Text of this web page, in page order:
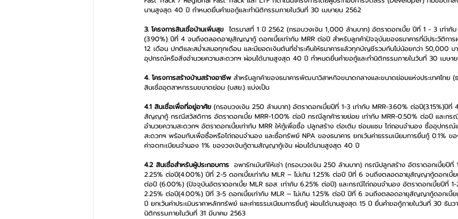
นานสูงสุด 40 ปี กำหนดยื่นคำขอกู้และทำนิติกรรมภายในวันที่ 30 เมษายน 2562
3. โครงการสินเชื่อบ้านเพิ่มสุข
ไตรมาสที่ 1 ปี 2562 (กรอบวงเงิน 1,000 ล้านบาท) อัตราดอกเบี้ย ปีที่ 1 - 3 เท่า
(3.90%) ปีที่ 4 จนถึงตลอดอายุสัญญากู้ ดอกเบี้ยเท่ากับ MRR ต่อปี สำหรับลูกค้าปัจจุบันของธนาคารที่มีประวัติการ
12 เดือน ปกติและสม่ำเสมอทุกเดือน และมียอดเงินต้นที่ชำระคืนให้ธนาคารแล้วทุกบัญชีรวมกันไม่น้อยกว่า 50,000 บ
อุปกรณ์หรือสิ่งอำนวยความสะดวกฯ ผ่อนได้นานสูงสุด 40 ปี กำหนดยื่นคำขอกู้และทำนิติกรรมภายในวันที่ 30 เมษา
4. โครงการสร้างบ้านสร้างอาชีพ สำหรับลูกค้าของธนาคารพัฒนาวิสาหกิจขนาดกลางและขนาดย่อมแห่งประเทศไทย
สินเชื่ออุตสาหกรรมขนาดย่อม (บสย.) แบ่งเป็น
4.1 สินเชื่อเพื่อที่อยู่อาศัย (กรอบวงเงิน 250 ล้านบาท) อัตราดอกเบี้ยปีที่ 1-3 เท่ากับ MRR-3.60% ต่อปี(3.15%)ปี
สัญญากู้ กรณีสวัสดิการ อัตราดอกเบี้ย MRR-1.00% ต่อปี กรณีลูกค้ารายย่อย เท่ากับ MRR-0.50% ต่อปี และก
อำนวยความสะดวกฯ อัตราดอกเบี้ยเท่ากับ MRR ให้กู้เพื่อซื้อ ปลูกสร้าง ต่อเติม ซ่อมแซม ไถ่ถอนจำนอง ซื้ออุปกรณ์
สะดวกฯ พร้อมกับเพื่อซื้อหรือไถ่ถอนจำนอง และซื้อทรัพย์ NPA ของธนาคาร ยกเว้นค่าธรรมเนียมการยื่นกู้ 0.1% ข
ค่าจดทะเบียนจำนอง 1% ของวงเงินกู้ตามสัญญากู้เงิน ผ่อนได้นานสูงสุด 40 ปี
4.2 สินเชื่อสำหรับผู้ประกอบการ
อพาร์ทเม้นท์ให้เช่า (กรอบวงเงิน 250 ล้านบาท) กรณีปลูกสร้าง อัตราดอกเบี้ยปีที่
2.25% ต่อปี(4.00%) ปีที่ 2-5 ดอกเบี้ยเท่ากับ MLR – ไม่เกิน 1.25% ต่อปี ปีที่ 6 จนถึงตลอดอายุสัญญากู้ดอกเบี้ย
ต่อปี (6.00%) (ปัจจุบันอัตราดอกเบี้ย MLR ธอส. เท่ากับ 6.25% ต่อปี) และกรณีไถ่ถอนจำนอง อัตราดอกเบี้ยปีที่ 1-
2.25% ต่อปี(4.00%) ปีที่ 3-5 ดอกเบี้ยเท่ากับ MLR – ไม่เกิน 1.25% ต่อปี ปีที่ 6 จนถึงตลอดอายุสัญญากู้ดอกเบี้ย
ปี ยกเว้นค่าประเมินราคาหลักทรัพย์ และค่าธรรมเนียมการยื่นกู้ ผ่อนได้นานสูงสุด 15 ปี ยื่นคำขอกู้ภายในวันที่ 30 ธันว
นิติกรรมภายในวันที่ 31 มีนาคม 2563